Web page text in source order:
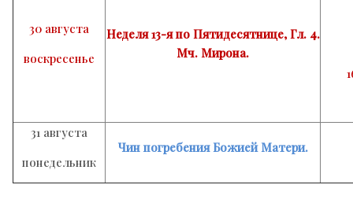
30 августа
воскресенье
Неделя 13-я по Пятидесятнице, Гл. 4.
Мч. Мирона.
31 августа
понедельник
Чин погребения Божией Матери.